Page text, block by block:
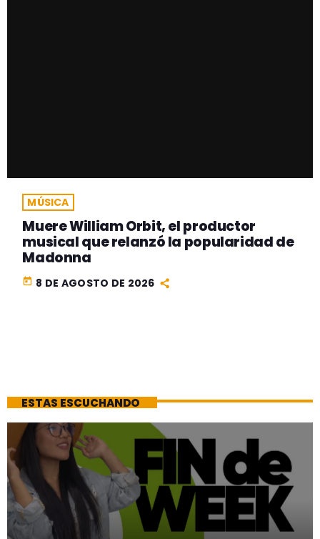
MÚSICA
Muere William Orbit, el productor
musical que relanzó la popularidad de
Madonna
today 8 DE AGOSTO DE 2026
ESTAS ESCUCHANDO